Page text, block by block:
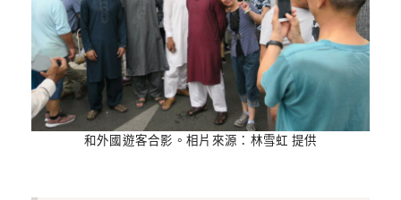
和外國遊客合影。相片來源：林雪虹 提供